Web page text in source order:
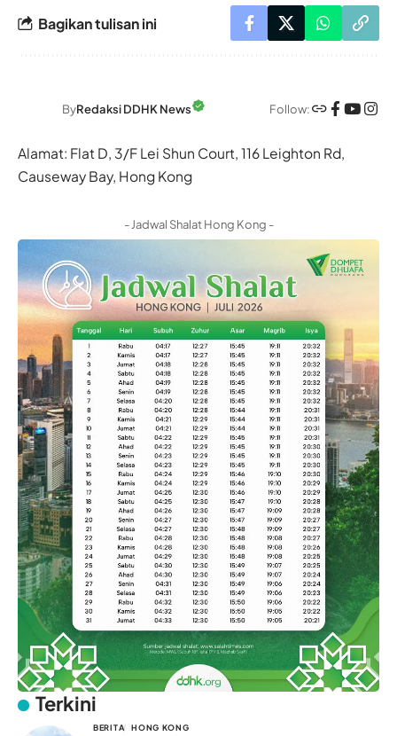
Bagikan tulisan ini
ByRedaksi DDHK News Follow:
Alamat: Flat D, 3/F Lei Shun Court, 116 Leighton Rd,
Causeway Bay, Hong Kong
- Jadwal Shalat Hong Kong -
Terkini
BERITA HONG KONG